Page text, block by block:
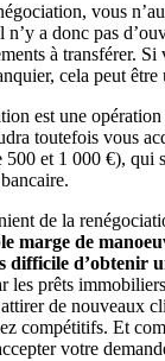
vous
a donc pas
à transférer. Si
cela peut
est une opération
toutefois vous
500 et 1 000 €), qui
de la
marge de
difficile d’obtenir
les prêts
de nouveaux
compétitifs. Et
votre